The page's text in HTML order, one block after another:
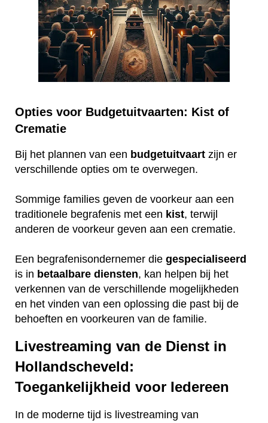
Opties voor Budgetuitvaarten: Kist of
Crematie
Bij het plannen van een budgetuitvaart zijn er
verschillende opties om te overwegen.
Sommige families geven de voorkeur aan een
traditionele begrafenis met een kist, terwijl
anderen de voorkeur geven aan een crematie.
Een begrafenisondernemer die gespecialiseerd
is in betaalbare diensten, kan helpen bij het
verkennen van de verschillende mogelijkheden
en het vinden van een oplossing die past bij de
behoeften en voorkeuren van de familie.
Livestreaming van de Dienst in
Hollandscheveld:
Toegankelijkheid voor Iedereen
In de moderne tijd is livestreaming van